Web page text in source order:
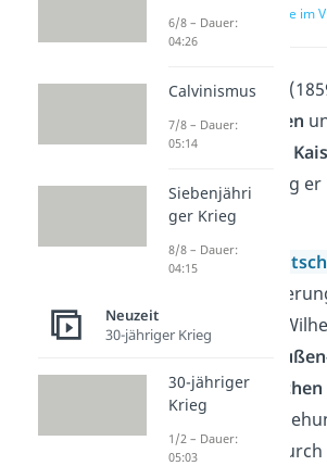
zur Stelle im
Kaiser Wilhelm II.
König von Preußen
Kaiser. Als
letzter
Deutschlands
ging
Geschichte ein.
Während das
unter seiner
aufblühte
, hatte
undinnenpolitischen
kämpfen. Die
Ländern wurde
6/8 – Dauer:
04:26
Calvinismus
7/8 – Dauer:
05:14
Siebenjähri
ger Krieg
8/8 – Dauer:
04:15
Neuzeit
30-jähriger Krieg
30-jähriger
Krieg
1/2 – Dauer:
05:03